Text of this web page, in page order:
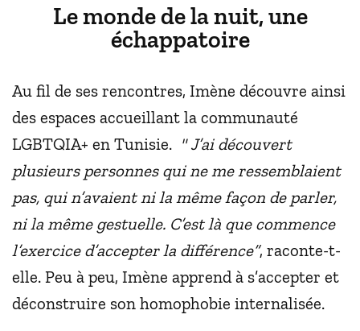
Le monde de la nuit, une
échappatoire
Au fil de ses rencontres, Imène découvre ainsi
des espaces accueillant la communauté
LGBTQIA+ en Tunisie. " J’ai découvert
plusieurs personnes qui ne me ressemblaient
pas, qui n’avaient ni la même façon de parler,
ni la même gestuelle. C’est là que commence
l’exercice d’accepter la différence”, raconte-t-
elle. Peu à peu, Imène apprend à s’accepter et
déconstruire son homophobie internalisée.